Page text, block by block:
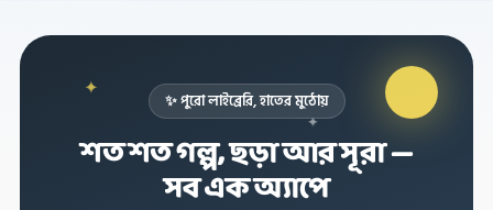
✦
✦
✦
✨ পুরো লাইব্রেরি, হাতের মুঠোয়
শত শত গল্প, ছড়া আর সূরা —
সব এক অ্যাপে